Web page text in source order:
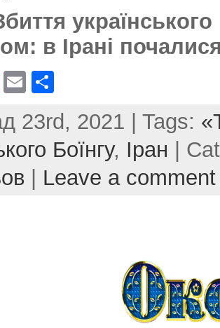
в Ірані
Pi
E
ai
l
ar
e
23rd, 2021 | Tags:
Боїнгу, Іран |
Leave a comment